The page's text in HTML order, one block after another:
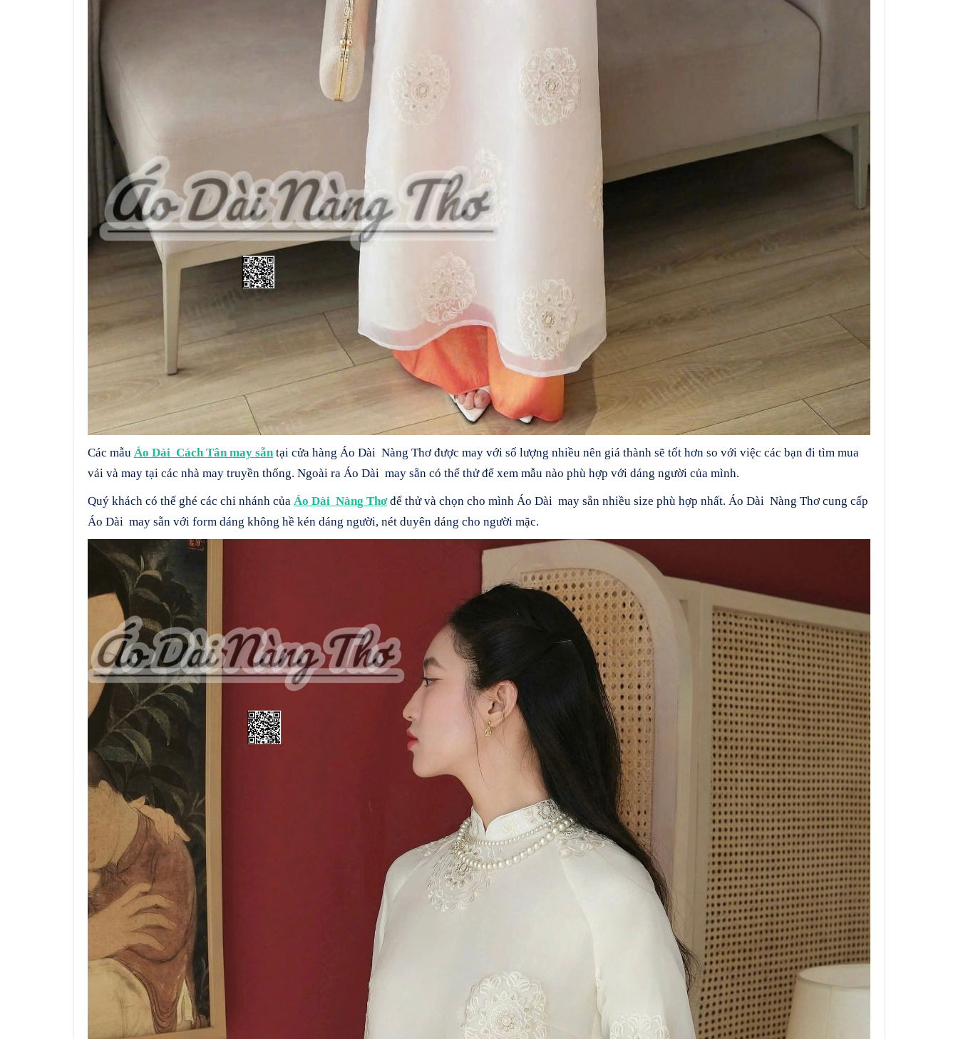
Các mẫu Áo Dài Cách Tân may sẵn tại cửa hàng Áo Dài Nàng Thơ được may với số lượng nhiều nên giá thành sẽ tốt hơn so với việc các bạn đi tìm mua
vải và may tại các nhà may truyền thống. Ngoài ra Áo Dài may sẵn có thể thử để xem mẫu nào phù hợp với dáng người của mình.
Quý khách có thể ghé các chi nhánh của Áo Dài Nàng Thơđể thử và chọn cho mình Áo Dài may sẵn nhiều size phù hợp nhất. Áo Dài Nàng Thơ cung cấp
Áo Dài may sẵn với form dáng không hề kén dáng người, nét duyên dáng cho người mặc.